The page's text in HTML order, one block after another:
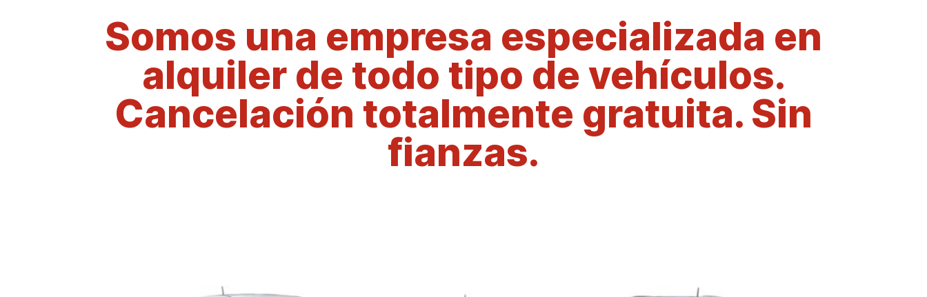
Somos una empresa especializada en
alquiler de todo tipo de vehículos.
Cancelación totalmente gratuita. Sin
fianzas.